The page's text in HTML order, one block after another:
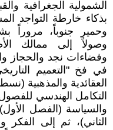
الشمولية الجغرافية
بذكاء خارطة التواجد
وحمير جنوباً، مروراً
وصولاً إلى ممالك
وفضاءات نجد والحجاز
في فخ "التعميم
العقائدية والمذهبية
التكامل الهندسي
والسياسة (الفصل
الثاني)، ثم إلى الفكر